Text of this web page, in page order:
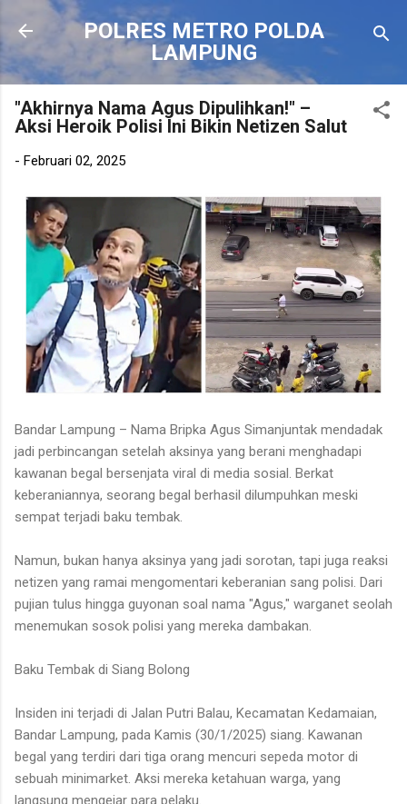
Langsung ke konten utama
POLRES METRO POLDA
LAMPUNG
"Akhirnya Nama Agus Dipulihkan!" –
Aksi Heroik Polisi Ini Bikin Netizen Salut
- Februari 02, 2025
Bandar Lampung – Nama Bripka Agus Simanjuntak mendadak
jadi perbincangan setelah aksinya yang berani menghadapi
kawanan begal bersenjata viral di media sosial. Berkat
keberaniannya, seorang begal berhasil dilumpuhkan meski
sempat terjadi baku tembak.
Namun, bukan hanya aksinya yang jadi sorotan, tapi juga reaksi
netizen yang ramai mengomentari keberanian sang polisi. Dari
pujian tulus hingga guyonan soal nama "Agus," warganet seolah
menemukan sosok polisi yang mereka dambakan.
Baku Tembak di Siang Bolong
Insiden ini terjadi di Jalan Putri Balau, Kecamatan Kedamaian,
Bandar Lampung, pada Kamis (30/1/2025) siang. Kawanan
begal yang terdiri dari tiga orang mencuri sepeda motor di
sebuah minimarket. Aksi mereka ketahuan warga, yang
langsung mengejar para pelaku.